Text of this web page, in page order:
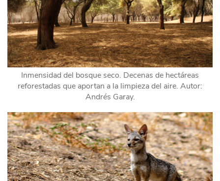
Inmensidad del bosque seco. Decenas de hectáreas
reforestadas que aportan a la limpieza del aire. Autor:
Andrés Garay.